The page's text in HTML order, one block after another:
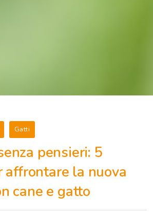
Gatti
pensieri: 5
affrontare la nuova
cane e gatto